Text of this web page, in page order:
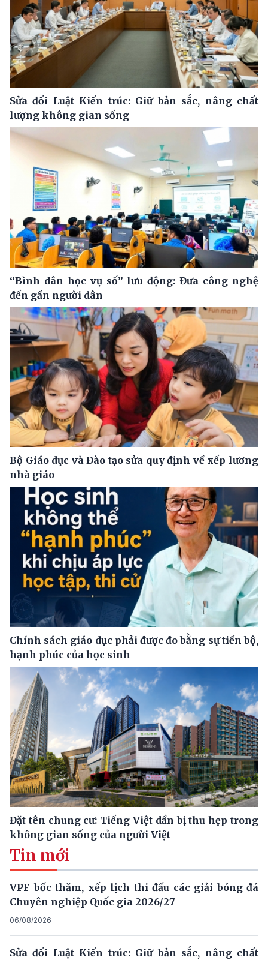
Sửa đổi Luật Kiến trúc: Giữ bản sắc, nâng chất
lượng không gian sống
“Bình dân học vụ số” lưu động: Đưa công nghệ
đến gần người dân
Bộ Giáo dục và Đào tạo sửa quy định về xếp lương
nhà giáo
Chính sách giáo dục phải được đo bằng sự tiến bộ,
hạnh phúc của học sinh
Đặt tên chung cư: Tiếng Việt dần bị thu hẹp trong
không gian sống của người Việt
Tin mới
VPF bốc thăm, xếp lịch thi đấu các giải bóng đá
Chuyên nghiệp Quốc gia 2026/27
06/08/2026
Sửa đổi Luật Kiến trúc: Giữ bản sắc, nâng chất